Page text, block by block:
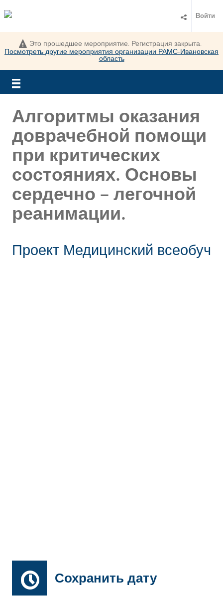
Войти
Это прошедшее мероприятие. Регистрация закрыта.
Посмотреть другие мероприятия организации РАМС-Ивановская
область
Алгоритмы оказания
доврачебной помощи
при критических
состояниях. Основы
сердечно – легочной
реанимации.
Проект Медицинский всеобуч
Сохранить дату